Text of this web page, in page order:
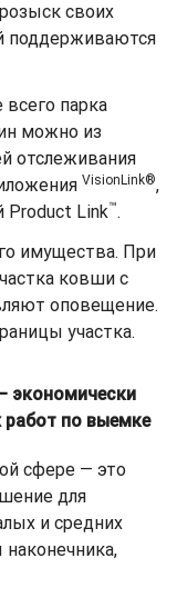
своих
поддерживаются
парка
можно из
отслеживания
VisionLink®,
Product Link™.
имущества. При
ковши с
оповещение.
участка.
экономически
работ по выемке
сфере — это
для
и средних